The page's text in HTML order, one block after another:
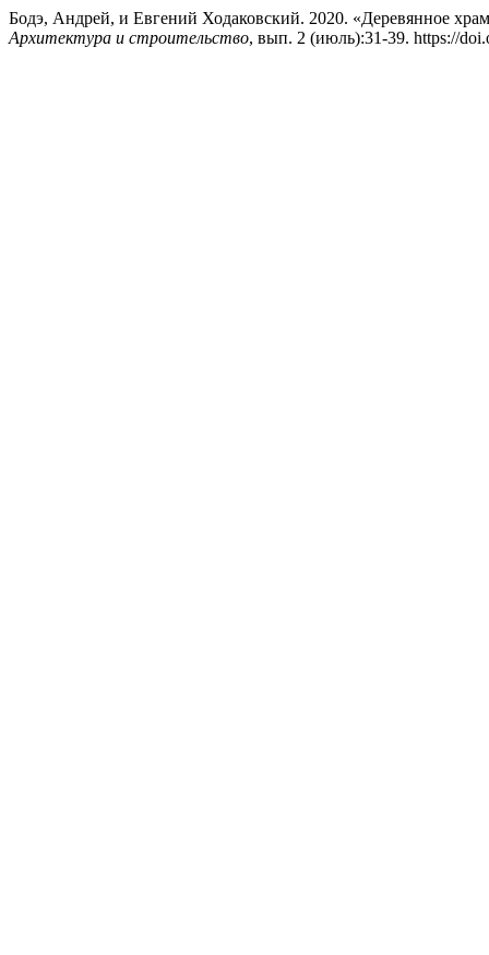
Бодэ, Андрей, и Евгений Ходаковский. 2020. «Деревянное
Архитектура и строительство, вып. 2 (июль):31-39. https://